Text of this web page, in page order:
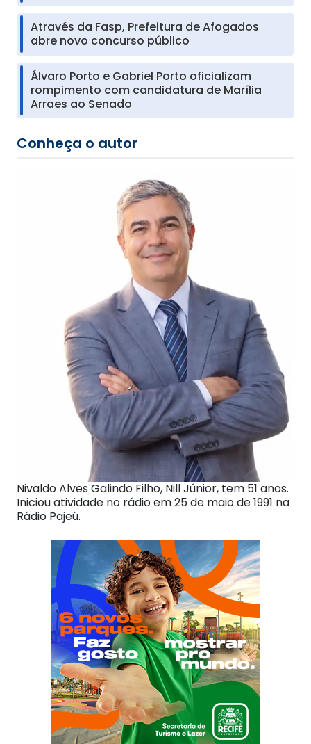
Através da Fasp, Prefeitura de Afogados
abre novo concurso público
Álvaro Porto e Gabriel Porto oficializam
rompimento com candidatura de Marília
Arraes ao Senado
Conheça o autor
Nivaldo Alves Galindo Filho, Nill Júnior, tem 51 anos.
Iniciou atividade no rádio em 25 de maio de 1991 na
Rádio Pajeú.